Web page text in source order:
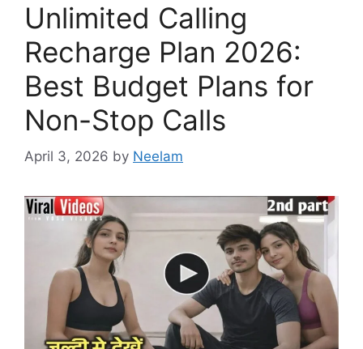
Unlimited Calling
Recharge Plan 2026:
Best Budget Plans for
Non-Stop Calls
April 3, 2026 by Neelam